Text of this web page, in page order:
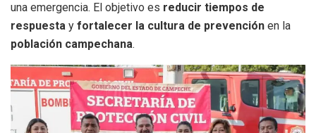
una emergencia. El objetivo es reducir tiempos de
respuesta y fortalecer la cultura de prevención en la
población campechana.